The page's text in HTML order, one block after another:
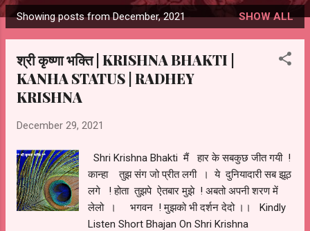
Posts
Showing posts from December, 2021 SHOW ALL
श्री कृष्णा भक्ति | KRISHNA BHAKTI |
KANHA STATUS | RADHEY
KRISHNA
December 29, 2021
Shri Krishna Bhakti मैं हार के सबकुछ जीत गयी !
कान्हा तुझ संग जो प्रीत लगी । ये दुनियादारी सब झूठ
लगे ! होता तुझपे ऐतबार मुझे ! अबतो अपनी शरण में
लेलो । भगवन ! मुझको भी दर्शन देदो ।। Kindly
Listen Short Bhajan On Shri Krishna